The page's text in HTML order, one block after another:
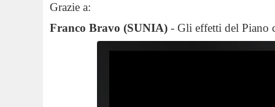
Grazie a:
Franco Bravo (SUNIA) - Gli effetti del Piano